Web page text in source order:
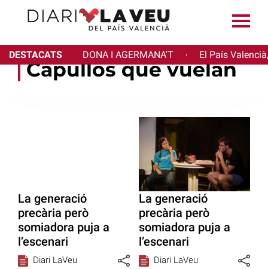
DESTACATS DONA I AGERMANA'T · El País
Capullos que vuelan
La generació
precària però
somiadora puja a
l’escenari
Diari LaVeu
La generació
precària però
somiadora puja a
l’escenari
Diari LaVeu